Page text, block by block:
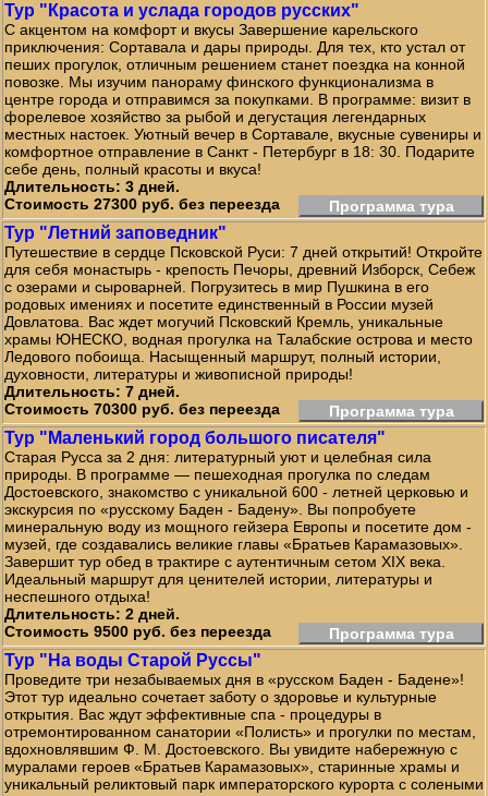
Тур "Красота и услада городов русских"
С акцентом на комфорт и вкусы Завершение карельского
приключения: Сортавала и дары природы. Для тех, кто устал от
пеших прогулок, отличным решением станет поездка на конной
повозке. Мы изучим панораму финского функционализма в
центре города и отправимся за покупками. В программе: визит в
форелевое хозяйство за рыбой и дегустация легендарных
местных настоек. Уютный вечер в Сортавале, вкусные сувениры и
комфортное отправление в Санкт - Петербург в 18: 30. Подарите
себе день, полный красоты и вкуса!
Длительность: 3 дней.
Стоимость 27300 руб. без переезда
Программа тура
Тур "Летний заповедник"
Путешествие в сердце Псковской Руси: 7 дней открытий! Откройте
для себя монастырь - крепость Печоры, древний Изборск, Себеж
с озерами и сыроварней. Погрузитесь в мир Пушкина в его
родовых имениях и посетите единственный в России музей
Довлатова. Вас ждет могучий Псковский Кремль, уникальные
храмы ЮНЕСКО, водная прогулка на Талабские острова и место
Ледового побоища. Насыщенный маршрут, полный истории,
духовности, литературы и живописной природы!
Длительность: 7 дней.
Стоимость 70300 руб. без переезда
Программа тура
Тур "Маленький город большого писателя"
Старая Русса за 2 дня: литературный уют и целебная сила
природы. В программе — пешеходная прогулка по следам
Достоевского, знакомство с уникальной 600 - летней церковью и
экскурсия по «русскому Баден - Бадену». Вы попробуете
минеральную воду из мощного гейзера Европы и посетите дом -
музей, где создавались великие главы «Братьев Карамазовых».
Завершит тур обед в трактире с аутентичным сетом XIX века.
Идеальный маршрут для ценителей истории, литературы и
неспешного отдыха!
Длительность: 2 дней.
Стоимость 9500 руб. без переезда
Программа тура
Тур "На воды Старой Руссы"
Проведите три незабываемых дня в «русском Баден - Бадене»!
Этот тур идеально сочетает заботу о здоровье и культурные
открытия. Вас ждут эффективные спа - процедуры в
отремонтированном санатории «Полисть» и прогулки по местам,
вдохновлявшим Ф. М. Достоевского. Вы увидите набережную с
муралами героев «Братьев Карамазовых», старинные храмы и
уникальный реликтовый парк императорского курорта с солеными